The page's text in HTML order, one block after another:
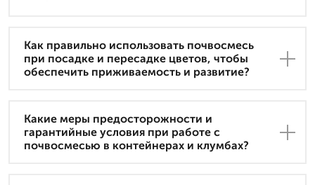
Как правильно использовать почвосмесь
при посадке и пересадке цветов, чтобы
обеспечить приживаемость и развитие?
Какие меры предосторожности и
гарантийные условия при работе с
почвосмесью в контейнерах и клумбах?